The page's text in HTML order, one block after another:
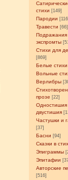
стихи [149]
Пародии
Травести [66]
Подражания
экспромты
Стихи для
[869]
Белые стихи
Вольные
Верлибры
прозе [22]
Одностишия
двустишия
Частушки и
[37]
Басни [94]
Сказки в
Эпиграммы
Эпитафии
Авторские
[516]